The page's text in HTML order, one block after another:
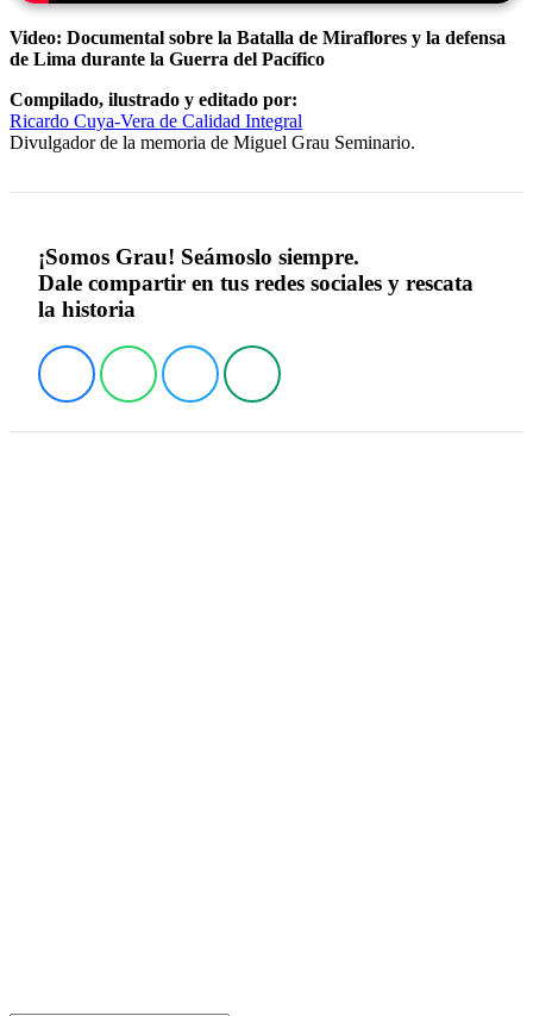
Video: Documental sobre la Batalla de Miraflores y la defensa
de Lima durante la Guerra del Pacífico
Compilado, ilustrado y editado por:
Ricardo Cuya-Vera de Calidad Integral
Divulgador de la memoria de Miguel Grau Seminario.
¡Somos Grau! Seámoslo siempre.
Dale compartir en tus redes sociales y rescata
la historia